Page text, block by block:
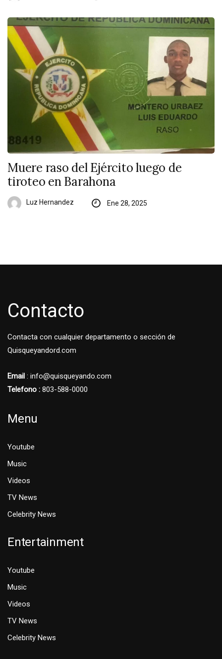
Muere raso del Ejército luego de
tiroteo en Barahona
Luz Hernandez Ene 28, 2025
Contacto
Contacta con cualquier departamento o sección de
Quisqueyandord.com
Email : info@quisqueyando.com
Telefono : 803-588-0000
Menu
Youtube
Music
Videos
TV News
Celebrity News
Entertainment
Youtube
Music
Videos
TV News
Celebrity News